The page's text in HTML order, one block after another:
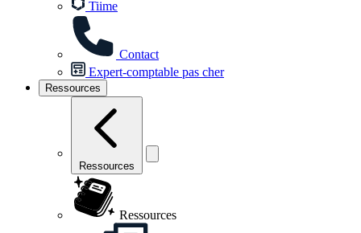
Tiime
Contact
Expert-comptable pas cher
Ressources
Ressources
Ressources